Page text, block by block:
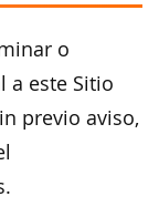
o
a este Sitio
previo aviso,